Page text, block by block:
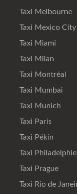
Taxi Melbourne
Taxi Mexico City
Taxi Miami
Taxi Milan
Taxi Montréal
Taxi Mumbai
Taxi Munich
Taxi Paris
Taxi Pékin
Taxi Philadelphie
Taxi Prague
Taxi Rio de